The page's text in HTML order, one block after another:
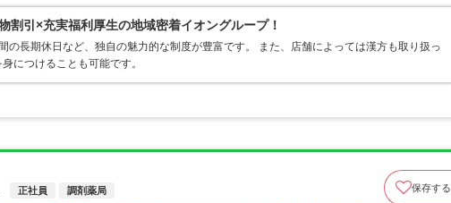
割引×充実福利厚生の地域密着イオングループ！
の長期休日など、独自の魅力的な制度が豊富です。 また、店舗によっては漢方も取り扱っ
につけることも可能です。
正社員 調剤薬局 保存する